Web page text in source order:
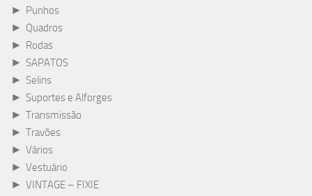
► Punhos
► Quadros
► Rodas
► SAPATOS
► Selins
► Suportes e Alforges
► Transmissão
► Travões
► Vários
► Vestuário
► VINTAGE – FIXIE